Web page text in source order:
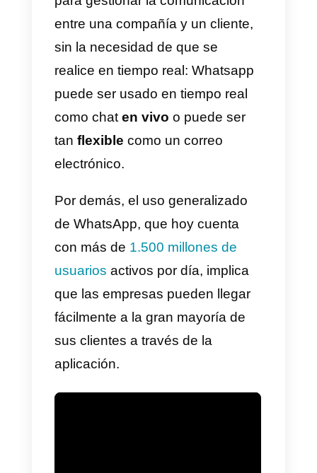
compañías están utilizando
WhatsAppparacomunicarse
con sus clientes, tanto durante la
fase de venta, como para brindar
asistencia y atención.
extendida en el mundo es, de
hecho, una solución muy simple
para gestionar la comunicación
entre una compañía y un cliente,
sin la necesidad de que se
realice en tiempo real: Whatsapp